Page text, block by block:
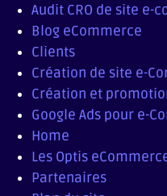
Audit CRO de site e-
Blog eCommerce
Clients
Création de site e-
Création et
Google Ads pour e-
Home
Les Optis
Partenaires